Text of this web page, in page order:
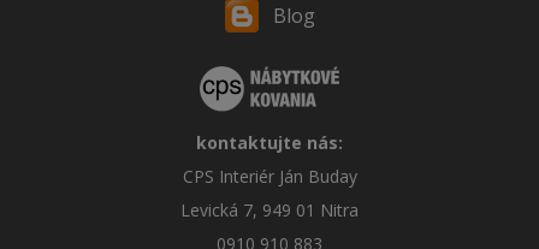
Blog
kontaktujte nás:
CPS Interiér Ján Buday
Levická 7, 949 01 Nitra
0910 910 883